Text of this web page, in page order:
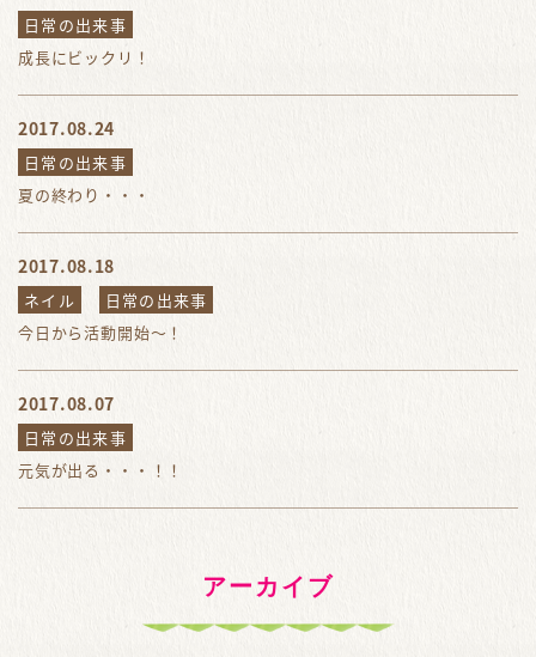
日常の出来事
成長にビックリ！
2017.08.24
日常の出来事
夏の終わり・・・
2017.08.18
ネイル
日常の出来事
今日から活動開始～！
2017.08.07
日常の出来事
元気が出る・・・！！
アーカイブ